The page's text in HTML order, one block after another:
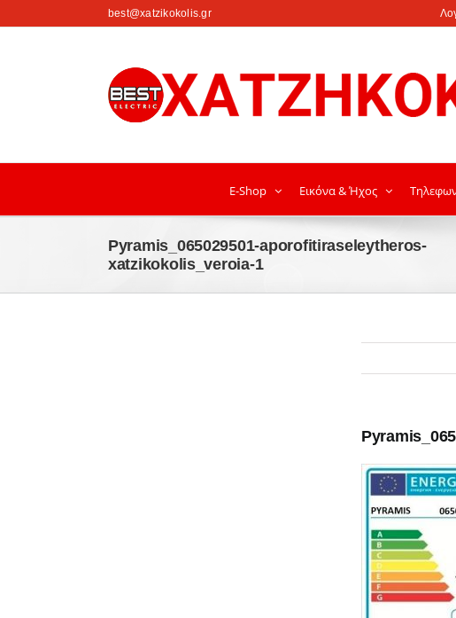
περιεχόμενο
best@xatzikokolis.gr
E-Shop Εικόνα & Ήχος
Pyramis_065029501-aporofitiraseleytheros-
xatzikokolis_veroia-1